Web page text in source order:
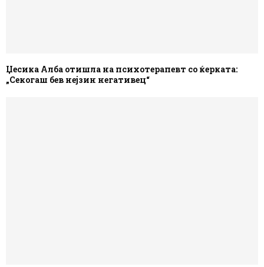
Џесика Алба отишла на психотерапевт со ќерката:
„Секогаш бев нејзин негативец“